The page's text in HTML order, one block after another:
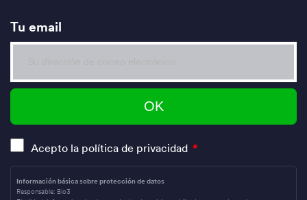
Tu email
Acepto la política de privacidad *
Información básica sobre protección de datos
Responsable: Bio3